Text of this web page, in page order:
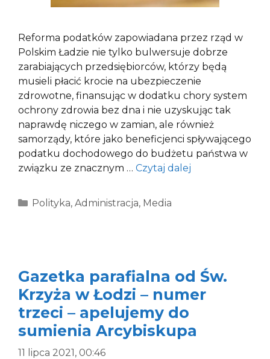
Reforma podatków zapowiadana przez rząd w
Polskim Ładzie nie tylko bulwersuje dobrze
zarabiających przedsiębiorców, którzy będą
musieli płacić krocie na ubezpieczenie
zdrowotne, finansując w dodatku chory system
ochrony zdrowia bez dna i nie uzyskując tak
naprawdę niczego w zamian, ale również
samorządy, które jako beneficjenci spływającego
podatku dochodowego do budżetu państwa w
związku ze znacznym … Czytaj dalej
Kategorie
Polityka, Administracja, Media
Gazetka parafialna od Św.
Krzyża w Łodzi – numer
trzeci – apelujemy do
sumienia Arcybiskupa
11 lipca 2021, 00:46